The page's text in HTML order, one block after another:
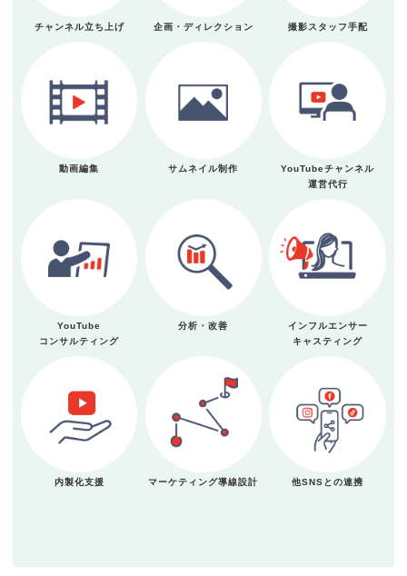
チャンネル立ち上げ 企画・ディレクション 撮影スタッフ手配
動画編集 サムネイル制作
YouTubeチャンネル
運営代行
YouTube
コンサルティング
分析・改善
インフルエンサー
キャスティング
内製化支援 マーケティング導線設計 他SNSとの連携